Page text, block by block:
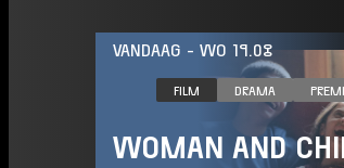
VANDAAG - WO 19.08
FILM DRAMA
WOMAN AND